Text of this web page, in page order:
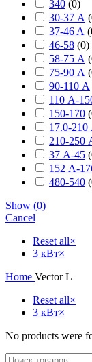
340 (0)
30-37 А (
37-46 A (
46-58 (0)
58-75 А (
75-90 А (
90-110 А
110 А-
150-170 (
17.0-210
210-250
37 А-45 (
152 А-
480-540 (
Show (0)
Cancel
Reset all×
3 кВт×
Home Vector L
Reset all×
3 кВт×
No products were